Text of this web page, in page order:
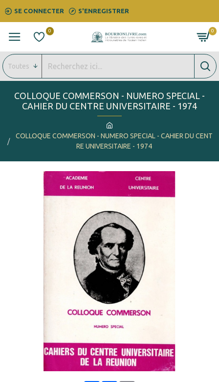
SE CONNECTER S'ENREGISTRER
0 0
Toutes
COLLOQUE COMMERSON - NUMERO SPECIAL - CAHIER DU CENT
RE UNIVERSITAIRE - 1974
COLLOQUE COMMERSON - NUMERO SPECIAL -
CAHIER DU CENTRE UNIVERSITAIRE - 1974